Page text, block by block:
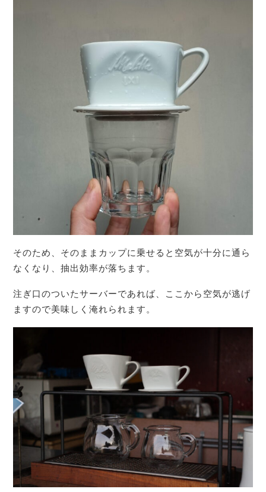
そのため、そのままカップに乗せると空気が十分に通ら
なくなり、抽出効率が落ちます。
注ぎ口のついたサーバーであれば、ここから空気が逃げ
ますので美味しく淹れられます。